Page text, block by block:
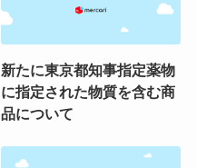
新たに東京都知事指定薬物
に指定された物質を含む商
品について